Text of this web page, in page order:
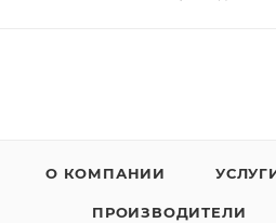
О КОМПАНИИ
ПРОИЗВОДИТЕЛИ